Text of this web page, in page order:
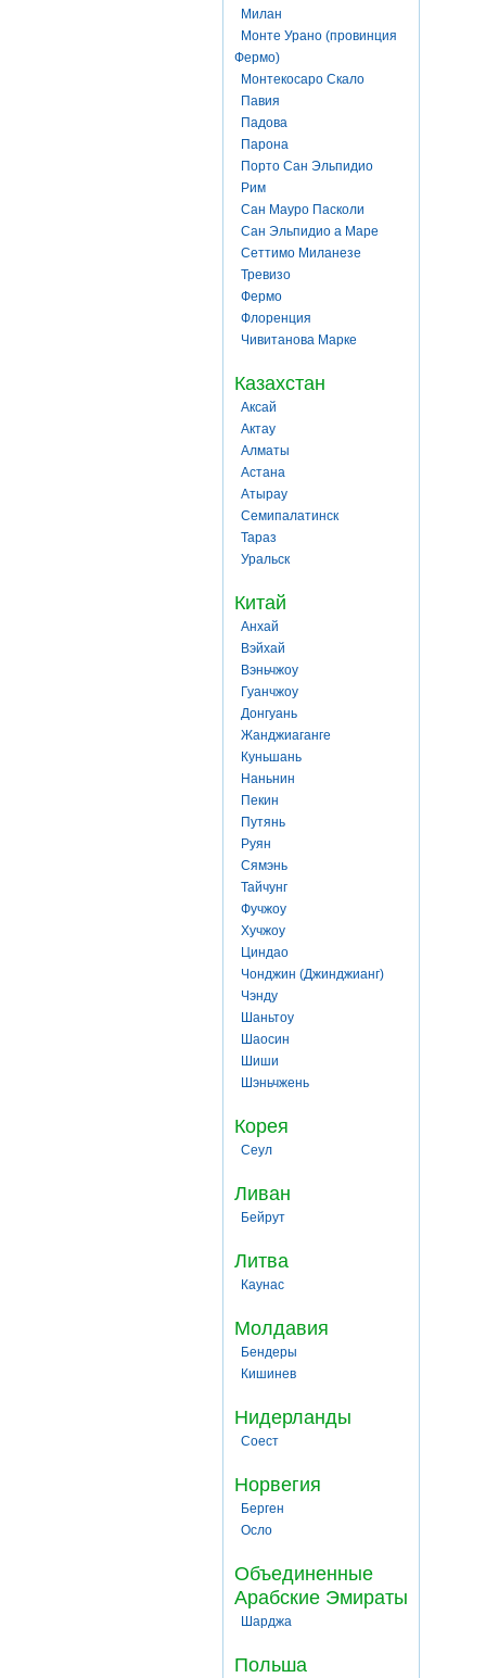
Милан
Монте Урано (провинция
Фермо)
Монтекосаро Скало
Павия
Падова
Парона
Порто Сан Эльпидио
Рим
Сан Мауро Пасколи
Сан Эльпидио а Маре
Сеттимо Миланезе
Тревизо
Фермо
Флоренция
Чивитанова Марке
Казахстан
Аксай
Актау
Алматы
Астана
Атырау
Семипалатинск
Тараз
Уральск
Китай
Анхай
Вэйхай
Вэньчжоу
Гуанчжоу
Донгуань
Жанджиаганге
Куньшань
Наньнин
Пекин
Путянь
Руян
Сямэнь
Тайчунг
Фучжоу
Хучжоу
Циндао
Чонджин (Джинджианг)
Чэнду
Шаньтоу
Шаосин
Шиши
Шэньчжень
Корея
Сеул
Ливан
Бейрут
Литва
Каунас
Молдавия
Бендеры
Кишинев
Нидерланды
Соест
Норвегия
Берген
Осло
Объединенные
Арабские Эмираты
Шарджа
Польша